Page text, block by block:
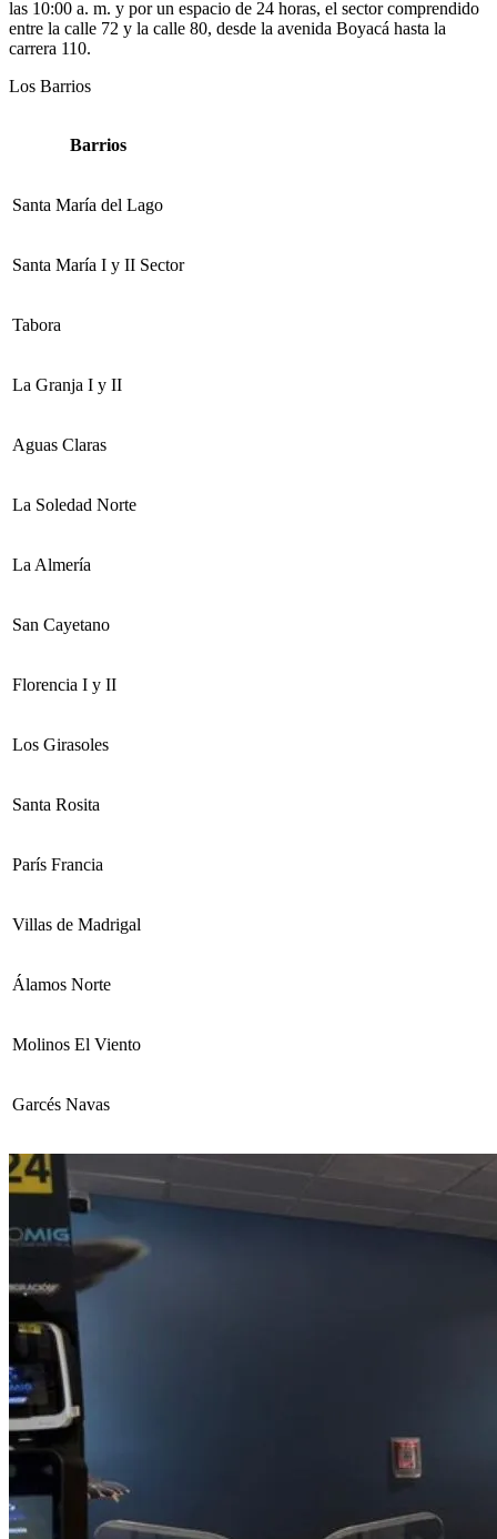
las 10:00 a. m. y por un espacio de 24 horas, el sector comprendido
entre la calle 72 y la calle 80, desde la avenida Boyacá hasta la
carrera 110.
Los Barrios
Barrios
Santa María del Lago
Santa María I y II Sector
Tabora
La Granja I y II
Aguas Claras
La Soledad Norte
La Almería
San Cayetano
Florencia I y II
Los Girasoles
Santa Rosita
París Francia
Villas de Madrigal
Álamos Norte
Molinos El Viento
Garcés Navas